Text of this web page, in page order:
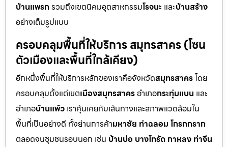
บ้านแพรกรวมถึงเขตนิคมอุตสาหกรรมโรจนะ และบ้านสร้าง
อย่างเต็มรูปแบบ
ครอบคลุมพื้นที่ให้บริการ สมุทรสาคร (โซน
ตัวเมืองและพื้นที่ใกล้เคียง)
อีกหนึ่งพื้นที่ให้บริการหลักของเราคือจังหวัดสมุทรสาครโดย
ครอบคลุมตั้งแต่เขตเมืองสมุทรสาครอำเภอกระทุ่มแบน และ
อำเภอบ้านแพ้ว เราคุ้นเคยกับเส้นทางและสภาพแวดล้อมใน
พื้นที่เป็นอย่างดี ทั้งย่านการค้ามหาชัย ท่าฉลอม โกรกกราก
ตลอดจนชุมชนรอบนอก เช่น บ้านบ่อ บางโทรัด กาหลง ท่าจีน